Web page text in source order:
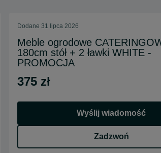
Dodane 31 lipca 2026
Meble ogrodowe
180cm stół + 2 ławki WHITE -
PROMOCJA
375 zł
Wyślij wiadomość
Zadzwoń